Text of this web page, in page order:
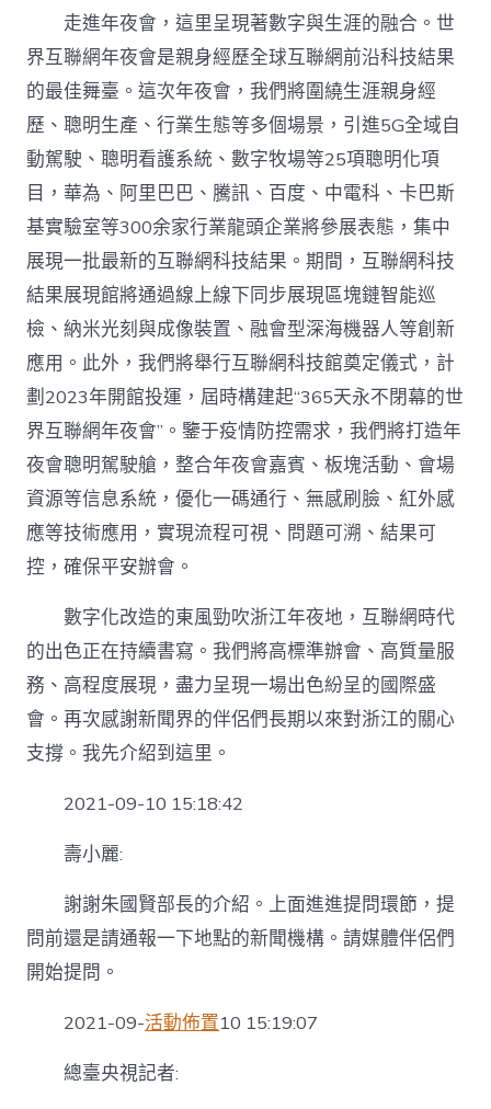
走進年夜會，這里呈現著數字與生涯的融合。世
界互聯網年夜會是親身經歷全球互聯網前沿科技結果
的最佳舞臺。這次年夜會，我們將圍繞生涯親身經
歷、聰明生產、行業生態等多個場景，引進5G全域自
動駕駛、聰明看護系統、數字牧場等25項聰明化項
目，華為、阿里巴巴、騰訊、百度、中電科、卡巴斯
基實驗室等300余家行業龍頭企業將參展表態，集中
展現一批最新的互聯網科技結果。期間，互聯網科技
結果展現館將通過線上線下同步展現區塊鏈智能巡
檢、納米光刻與成像裝置、融會型深海機器人等創新
應用。此外，我們將舉行互聯網科技館奠定儀式，計
劃2023年開館投運，屆時構建起“365天永不閉幕的世
界互聯網年夜會”。鑒于疫情防控需求，我們將打造年
夜會聰明駕駛艙，整合年夜會嘉賓、板塊活動、會場
資源等信息系統，優化一碼通行、無感刷臉、紅外感
應等技術應用，實現流程可視、問題可溯、結果可
控，確保平安辦會。
數字化改造的東風勁吹浙江年夜地，互聯網時代
的出色正在持續書寫。我們將高標準辦會、高質量服
務、高程度展現，盡力呈現一場出色紛呈的國際盛
會。再次感謝新聞界的伴侶們長期以來對浙江的關心
支撐。我先介紹到這里。
2021-09-10 15:18:42
壽小麗:
謝謝朱國賢部長的介紹。上面進進提問環節，提
問前還是請通報一下地點的新聞機構。請媒體伴侶們
開始提問。
2021-09-活動佈置10 15:19:07
總臺央視記者: